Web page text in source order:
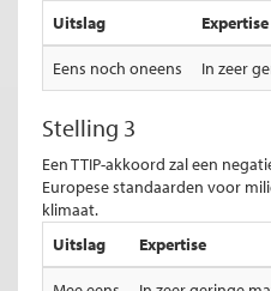
Uitslag
Expertise
Eens noch oneens In zeer
Stelling 3
Een TTIP-akkoord zal een
Europese standaarden voor
klimaat.
Uitslag
Expertise